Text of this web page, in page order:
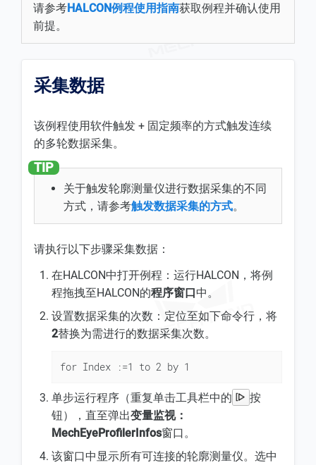
请参考HALCON例程使用指南获取例程并确认使用
前提。
采集数据
该例程使用软件触发 + 固定频率的方式触发连续
的多轮数据采集。
关于触发轮廓测量仪进行数据采集的不同
方式，请参考触发数据采集的方式。
请执行以下步骤采集数据：
在HALCON中打开例程：运行HALCON，将例
程拖拽至HALCON的程序窗口中。
设置数据采集的次数：定位至如下命令行，将
2替换为需进行的数据采集次数。
for Index :=1 to 2 by 1
单步运行程序（重复单击工具栏中的
按
钮），直至弹出变量监视：
MechEyeProfilerInfos窗口。
该窗口中显示所有可连接的轮廓测量仪。选中